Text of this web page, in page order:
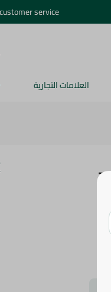
customer service
العلامات التجارية
نودلز سريعة التحضير بنكهة الخضار من يامي نودلز - 70